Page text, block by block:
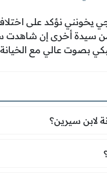
يخونني نؤكد على اختلاف
من سيدة أخرى إن
تبكي بصوت عالي مع
الخيانة
لابن سيرين؟